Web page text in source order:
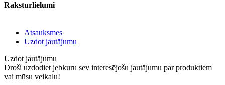
Raksturlielumi
Atsauksmes
Uzdot jautājumu
Uzdot jautājumu
Droši uzdodiet jebkuru sev interesējošu jautājumu par produktiem
vai mūsu veikalu!